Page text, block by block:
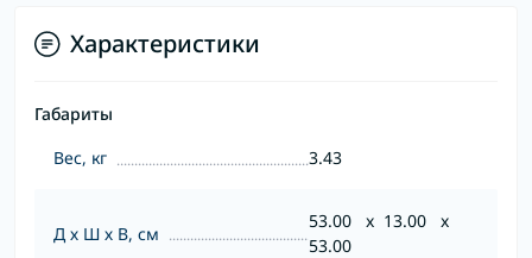
Характеристики
Габариты
Вес, кг
3.43
Д х Ш х В, см
53.00 x 13.00 x
53.00